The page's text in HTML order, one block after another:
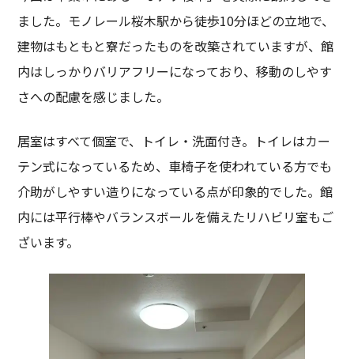
ました。モノレール桜木駅から徒歩10分ほどの立地で、
建物はもともと寮だったものを改築されていますが、館
内はしっかりバリアフリーになっており、移動のしやす
さへの配慮を感じました。
居室はすべて個室で、トイレ・洗面付き。トイレはカー
テン式になっているため、車椅子を使われている方でも
介助がしやすい造りになっている点が印象的でした。館
内には平行棒やバランスボールを備えたリハビリ室もご
ざいます。